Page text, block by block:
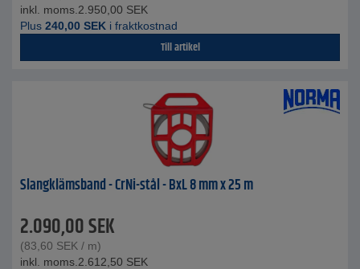
inkl. moms. 2.950,00 SEK
Plus 240,00 SEK i fraktkostnad
Till artikel
Slangklämsband - CrNi-stål - BxL 8 mm x 25 m
2.090,00SEK
(83,60 SEK / m)
inkl. moms. 2.612,50 SEK